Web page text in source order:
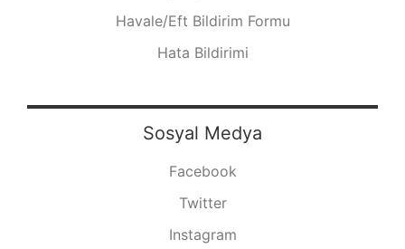
Havale/Eft Bildirim Formu
Hata Bildirimi
Sosyal Medya
Facebook
Twitter
Instagram